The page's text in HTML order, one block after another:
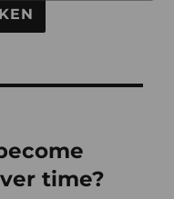
time?